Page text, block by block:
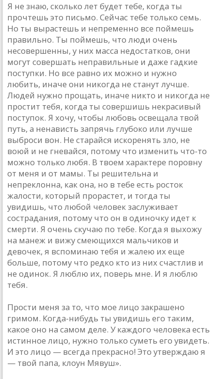
Я не знаю, сколько лет будет тебе, когда ты
прочтешь это письмо. Сейчас тебе только семь.
Но ты вырастешь и непременно все поймешь
правильно. Ты поймешь, что люди очень
несовершенны, у них масса недостатков, они
могут совершать неправильные и даже гадкие
поступки. Но все равно их можно и нужно
любить, иначе они никогда не станут лучше.
Людей нужно прощать, иначе никто и никогда не
простит тебя, когда ты совершишь некрасивый
поступок. Я хочу, чтобы любовь освещала твой
путь, а ненависть запрячь глубоко или лучше
выброси вон. Не старайся искоренять зло, не
воюй и не гневайся, потому что изменить что-то
можно только любя. В твоем характере поровну
от меня и от мамы. Ты решительна и
непреклонна, как она, но в тебе есть росток
жалости, который прорастет, и тогда ты
увидишь, что любой человек заслуживает
сострадания, потому что он в одиночку идет к
смерти. Я очень скучаю по тебе. Когда я выхожу
на манеж и вижу смеющихся мальчиков и
девочек, я вспоминаю тебя и жалею их еще
больше, потому что редко кто из них счастлив и
не одинок. Я люблю их, поверь мне. И я люблю
тебя.
Прости меня за то, что мое лицо закрашено
гримом. Когда-нибудь ты увидишь его таким,
какое оно на самом деле. У каждого человека есть
истинное лицо, нужно только суметь его увидеть.
И это лицо — всегда прекрасно! Это утверждаю я
— твой папа, клоун Мявуш».